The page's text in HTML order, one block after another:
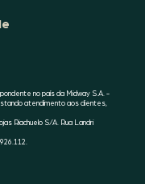
no país da Midway S.A. -
atendimento aos clientes,
Riachuelo S/A. Rua Landri